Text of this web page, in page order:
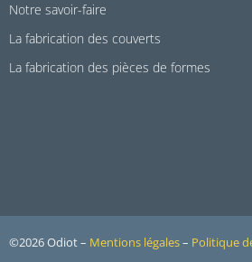
Notre savoir-faire
La fabrication des couverts
La fabrication des pièces de formes
©2026 Odiot – Mentions légales– Politique